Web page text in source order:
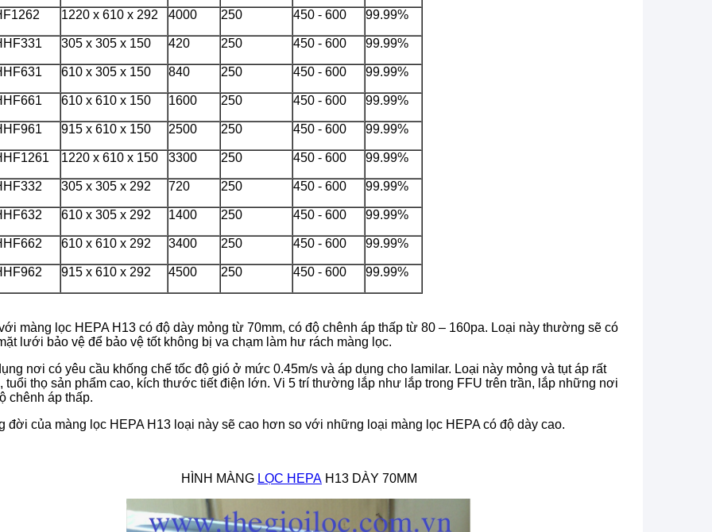
1220 x 610 x 292 4000 250 450 - 600 99.99%
305 x 305 x 150 420 250 450 - 600 99.99%
610 x 305 x 150 840 250 450 - 600 99.99%
610 x 610 x 150 1600 250 450 - 600 99.99%
915 x 610 x 150 2500 250 450 - 600 99.99%
1220 x 610 x 150 3300 250 450 - 600 99.99%
305 x 305 x 292 720 250 450 - 600 99.99%
610 x 305 x 292 1400 250 450 - 600 99.99%
610 x 610 x 292 3400 250 450 - 600 99.99%
915 x 610 x 292 4500 250 450 - 600 99.99%
màng lọc HEPA H13 có độ dày mỏng từ 70mm, có độ chênh áp thấp từ 80 – 160pa. Loại này thường sẽ có
lưới bảo vệ để bảo vệ tốt không bị va chạm làm hư rách màng lọc.
nơi có yêu cầu khống chế tốc độ gió ở mức 0.45m/s và áp dụng cho lamilar. Loại này mỏng và tụt áp rất
tuổi thọ sản phẩm cao, kích thước tiết điện lớn. Vi 5 trí thường lắp như lắp trong FFU trên trần, lắp những nơi
chênh áp thấp.
đời của màng lọc HEPA H13 loại này sẽ cao hơn so với những loại màng lọc HEPA có độ dày cao.
HÌNH MÀNG LỌC HEPA H13 DÀY 70MM